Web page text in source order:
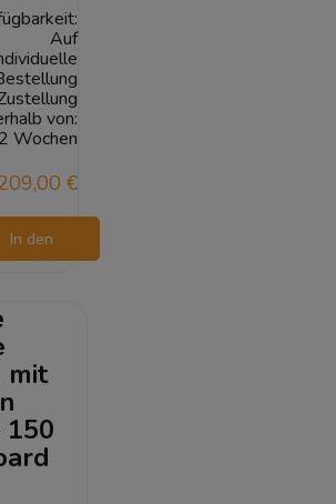
Auf
von:
2 Wochen
€
In den
mit